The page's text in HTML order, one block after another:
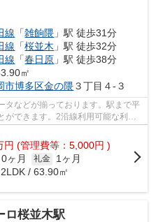
線 「雑餉隈 」駅 徒歩31分
線 「桜並木 」駅 徒歩32分
線 「春日原 」駅 徒歩38分
㎡
市博多区金の隈３丁目４-３
タなどが揃っております。駅まで平
ができます。2沿線利用可能な利便
...
円 (管理費等：5,000円 )
0ヶ月 礼金
1ヶ月
/ 63.90㎡
ロ桜並木駅